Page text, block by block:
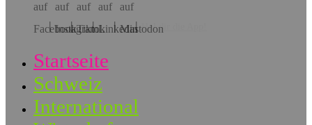
Hol dir die App!
Startseite
Schweiz
International